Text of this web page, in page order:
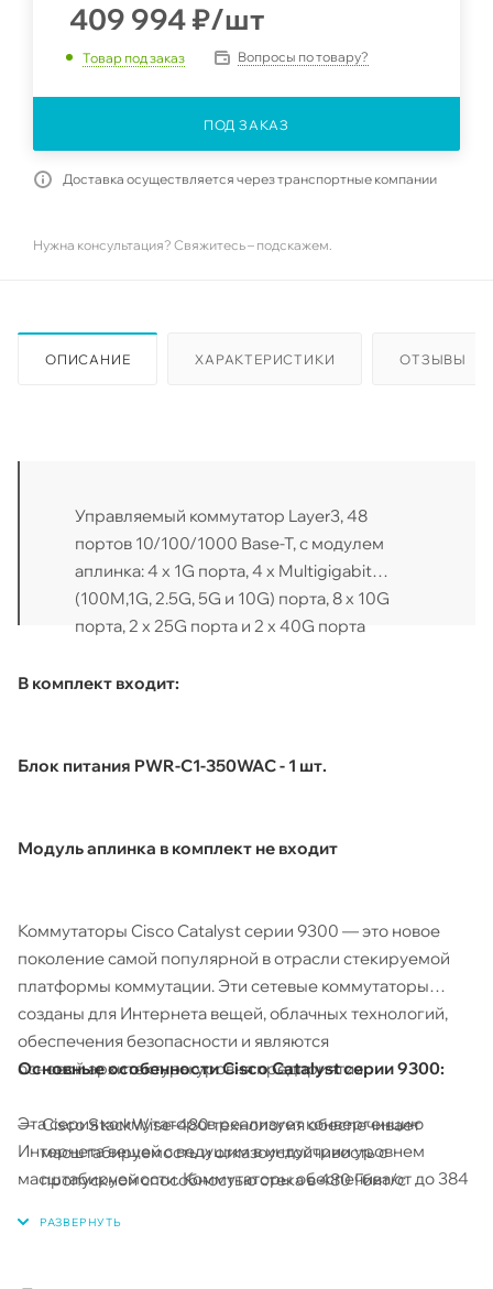
409 994₽/шт
Товар под заказ Вопросы по товару?
ПОД ЗАКАЗ
Доставка осуществляется через транспортные компании
Нужна консультация? Свяжитесь – подскажем.
ОПИСАНИЕ ХАРАКТЕРИСТИКИ ОТЗЫВЫ
Управляемый коммутатор Layer3, 48
портов 10/100/1000 Base-T, с модулем
аплинка: 4 x 1G порта, 4 x Multigigabit
(100M,1G, 2.5G, 5G и 10G) порта, 8 x 10G
порта, 2 x 25G порта и 2 x 40G порта
В комплект входит:
Блок питания PWR-C1-350WAC - 1 шт.
Модуль аплинка в комплект не входит
Коммутаторы Cisco Catalyst серии 9300 — это новое
поколение самой популярной в отрасли стекируемой
платформы коммутации. Эти сетевые коммутаторы
созданы для Интернета вещей, облачных технологий,
обеспечения безопасности и являются
основой архитектуры уровня предприятия.
Эта серия коммутаторов реализует конвергенцию
Интернета вещей с ведущим в индустрии уровнем
масштабируемости. Коммутаторы обеспечивают до 384
PoE, высокую безопасность, поддержку протокола AVB и
Основные особенности Cisco Catalyst серии 9300​:
Cisco StackWise-480 технология обеспечивает
масштабируемость и отказоустойчивость с
пропускной способностью стека в 480 Гбит/с
Cisco StackPower технология обеспечивает